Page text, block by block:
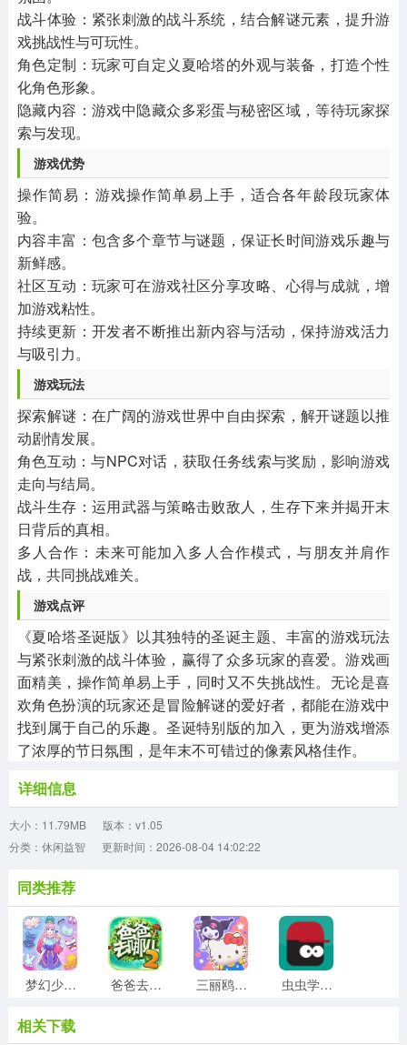
战斗体验：紧张刺激的战斗系统，结合解谜元素，提升游
戏挑战性与可玩性。
角色定制：玩家可自定义夏哈塔的外观与装备，打造个性
化角色形象。
隐藏内容：游戏中隐藏众多彩蛋与秘密区域，等待玩家探
索与发现。
游戏优势
操作简易：游戏操作简单易上手，适合各年龄段玩家体
验。
内容丰富：包含多个章节与谜题，保证长时间游戏乐趣与
新鲜感。
社区互动：玩家可在游戏社区分享攻略、心得与成就，增
加游戏粘性。
持续更新：开发者不断推出新内容与活动，保持游戏活力
与吸引力。
游戏玩法
探索解谜：在广阔的游戏世界中自由探索，解开谜题以推
动剧情发展。
角色互动：与NPC对话，获取任务线索与奖励，影响游戏
走向与结局。
战斗生存：运用武器与策略击败敌人，生存下来并揭开末
日背后的真相。
多人合作：未来可能加入多人合作模式，与朋友并肩作
战，共同挑战难关。
游戏点评
《夏哈塔圣诞版》以其独特的圣诞主题、丰富的游戏玩法
与紧张刺激的战斗体验，赢得了众多玩家的喜爱。游戏画
面精美，操作简单易上手，同时又不失挑战性。无论是喜
欢角色扮演的玩家还是冒险解谜的爱好者，都能在游戏中
找到属于自己的乐趣。圣诞特别版的加入，更为游戏增添
了浓厚的节日氛围，是年末不可错过的像素风格佳作。
详细信息
大小：11.79MB
版本：v1.05
分类：休闲益智
更新时间：2026-08-04 14:02:22
同类推荐
梦幻少女装扮游戏最新版 爸爸去哪儿2手机最新版 三丽鸥奇迹之赛 虫虫学步手机版
相关下载